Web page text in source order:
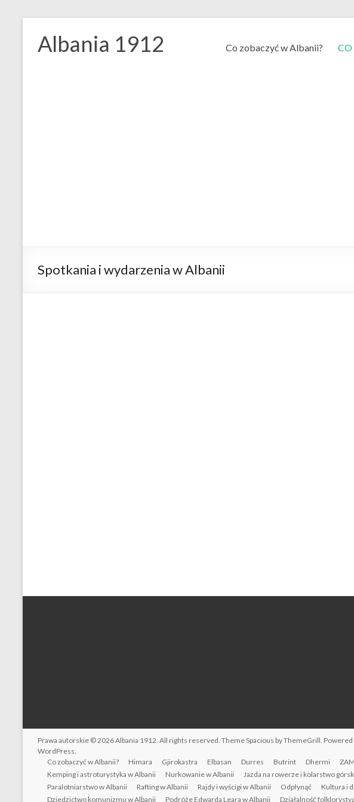
content
Albania 1912 Co zobaczyć w Albanii? CO
Spotkania i wydarzenia w Albanii
Prawa autorskie © 2026Albania 1912. All rights reserved. ThemeSpacious by ThemeGrill. Powered
WordPress.
Co zobaczyć w Albanii?
Himara Gjirokastra Elbasan Durres Butrint Dhermi
Kemping i astroturystyka w Albanii
Nurkowanie w Albanii Jazda na rowerze i kolarstwo
Paralotniarstwo w Albanii
Rafting w Albanii Rajdy i wyścigi w Albanii Odpłynąć Kultura i
Dziedzictwo komunizmu w Albanii
Podróże Edwarda Leara w Albanii Działalność